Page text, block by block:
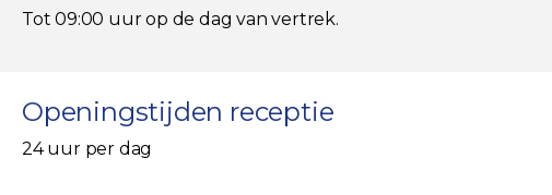
Tot 09:00 uur op de dag van vertrek.
Openingstijden receptie
24 uur per dag